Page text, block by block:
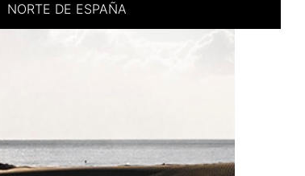
NORTE DE ESPAÑA